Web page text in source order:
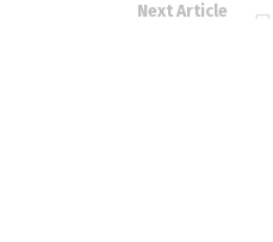
Next Article